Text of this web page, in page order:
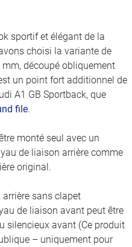
sportif et élégant de la
choisi la variante de
mm, découpé obliquement
un point fort additionnel de
A1 GB Sportback, que
file.
monté seul avec un
de liaison arrière comme
original.
sans clapet
de liaison avant peut être
silencieux avant (Ce produit
– uniquement pour